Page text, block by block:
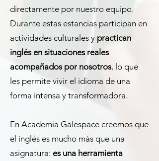
directamente por nuestro equipo.
Durante estas estancias participan en
actividades culturales y practican
inglés en situaciones reales
acompañados por nosotros, lo que
les permite vivir el idioma de una
forma intensa y transformadora.
En Academia Galespace creemos que
el inglés es mucho más que una
asignatura: es una herramienta